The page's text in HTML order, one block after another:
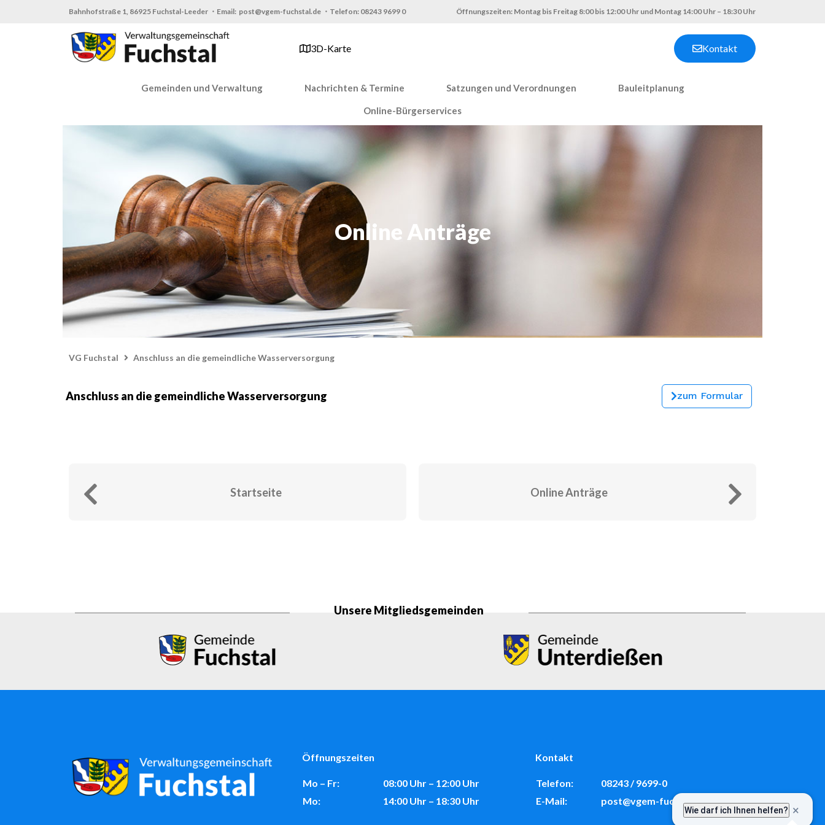
Bahnhofstraße 1, 86925 Fuchstal-Leeder ・Email: post@vgem-fuchstal.de ・Telefon: 08243 9699 0 Öffnungszeiten: Montag bis Freitag 8:00 bis 12:00 Uhr und Montag 14:00 Uhr – 18:30 Uhr
3D-Karte Kontakt
Gemeinden und Verwaltung Nachrichten & Termine Satzungen und Verordnungen Bauleitplanung
Online-Bürgerservices
Online Anträge
VG Fuchstal Anschluss an die gemeindliche Wasserversorgung
Anschluss an die gemeindliche Wasserversorgung zum Formular
Startseite Online Anträge
Unsere Mitgliedsgemeinden
Öffnungszeiten
Mo – Fr:
08:00 Uhr – 12:00 Uhr
Mo:
14:00 Uhr – 18:30 Uhr
Kontakt
Telefon:
08243 / 9699-0
E-Mail:
post@vgem-fuchstal.de